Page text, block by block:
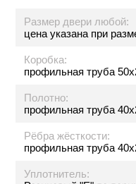
Размер двери любой:
цена указана при
Коробка:
профильная труба
Полотно:
профильная труба
Рёбра жёсткости:
профильная труба
Уплотнитель: